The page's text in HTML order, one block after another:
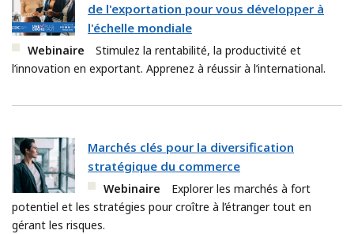
de l'exportation pour vous développer à
l'échelle mondiale
Webinaire
Stimulez la rentabilité, la productivité et
l’innovation en exportant. Apprenez à réussir à l’international.
Marchés clés pour la diversification
stratégique du commerce
Webinaire
Explorer les marchés à fort
potentiel et les stratégies pour croître à l’étranger tout en
gérant les risques.